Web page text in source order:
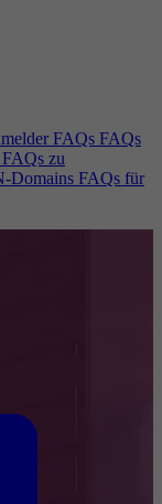
FAQs FAQs
FAQs zu
Domains FAQs für